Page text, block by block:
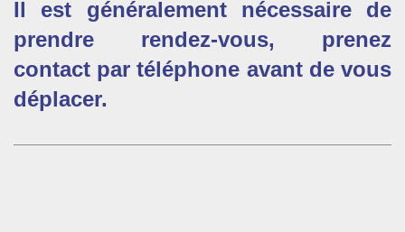
Il est généralement nécessaire de
prendre rendez-vous, prenez
contact par téléphone avant de vous
déplacer.